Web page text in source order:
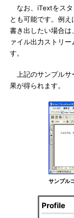
なお、iTextをスタ
とも可能です。例
書き出したい場合は、
ァイル出力ストリ
す。
上記のサンプルサ
果が得られます。
サンプル
Profile